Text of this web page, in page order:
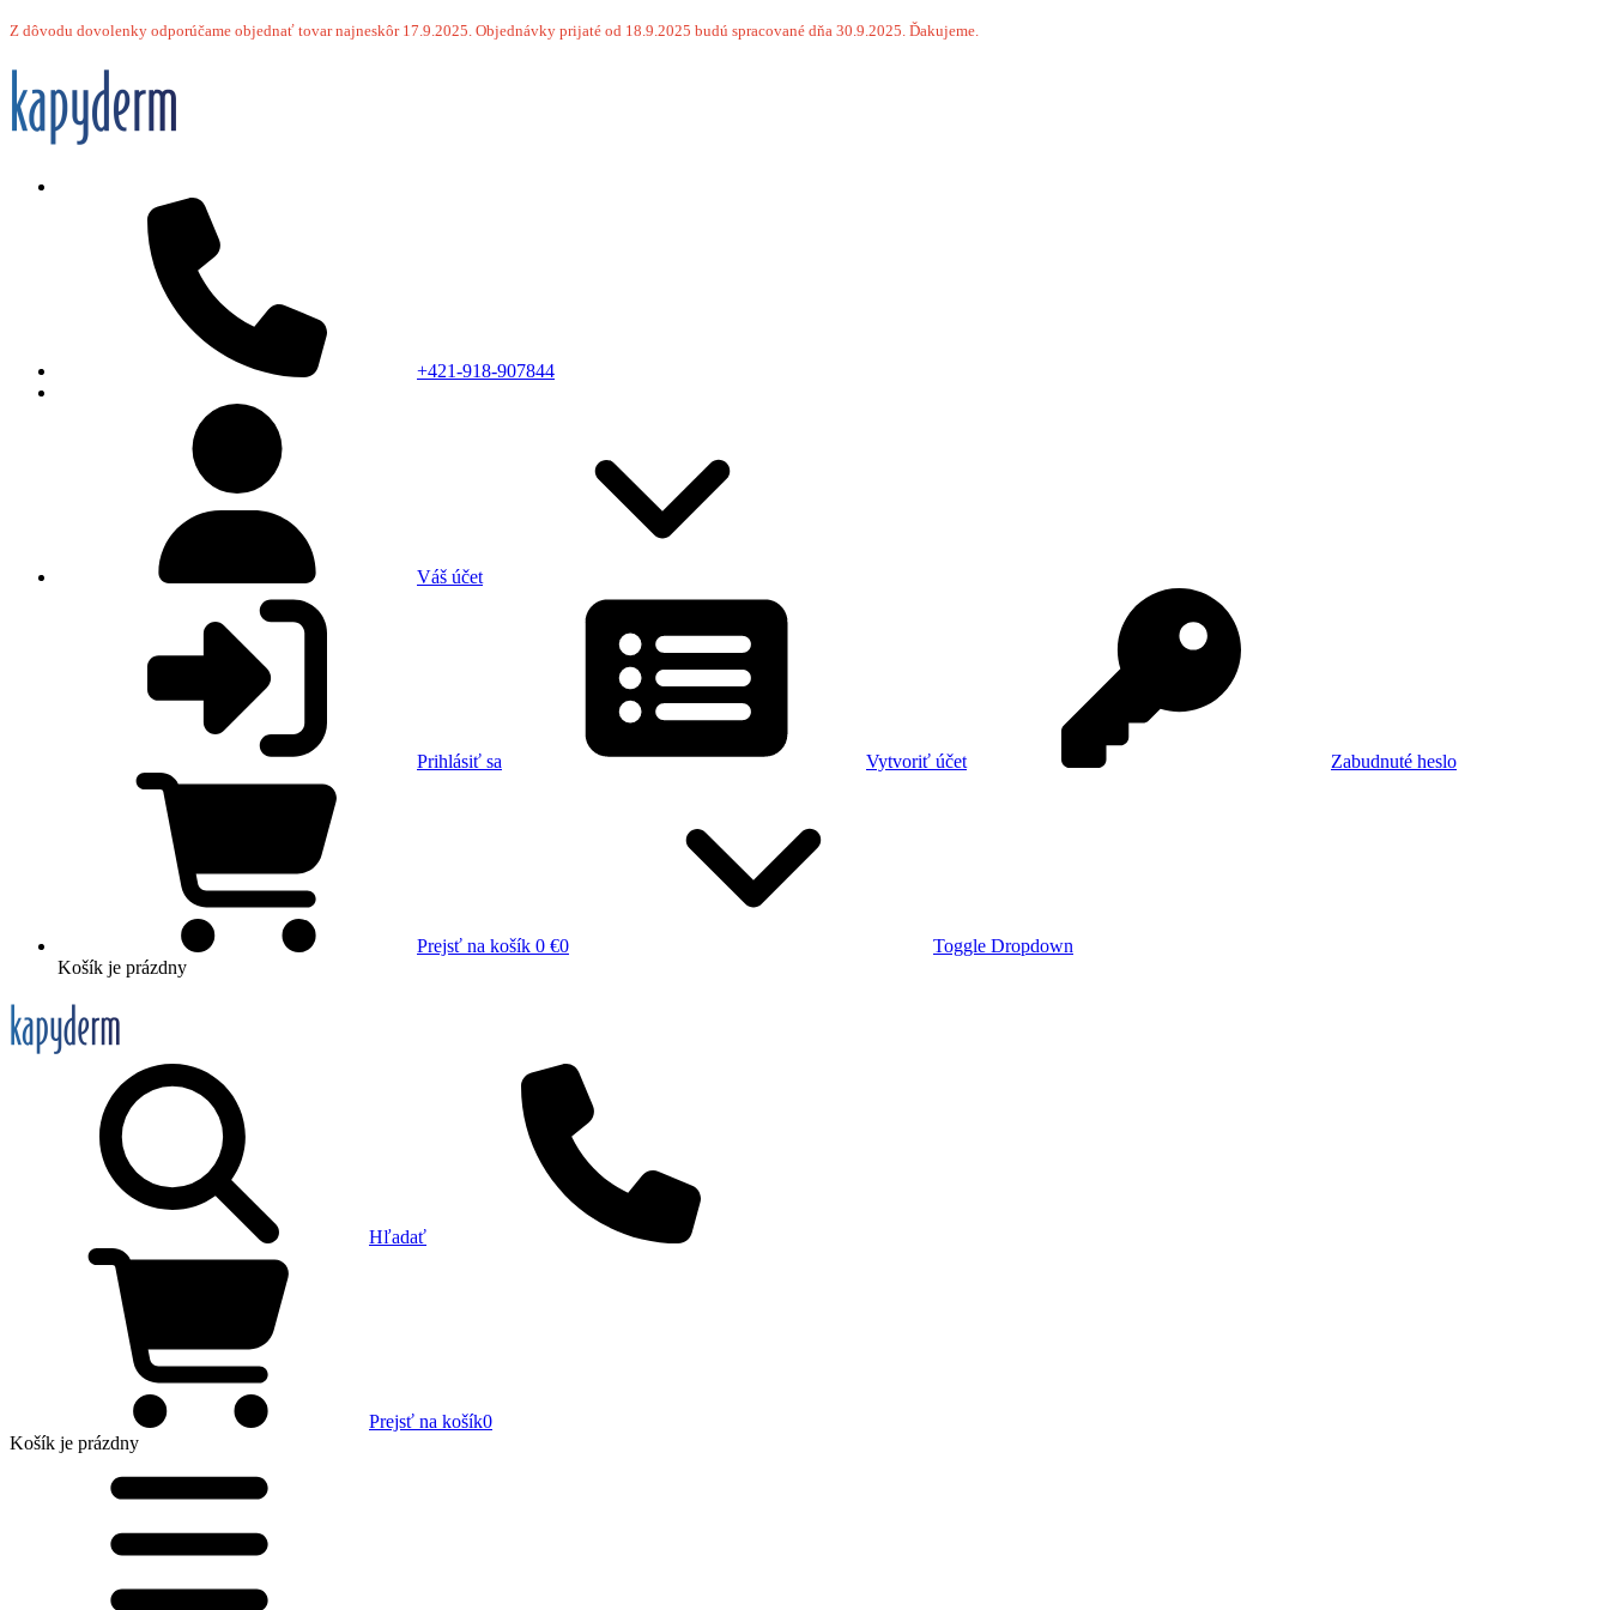
Z dôvodu dovolenky odporúčame objednať tovar najneskôr 17.9.2025. Objednávky prijaté od 18.9.2025 budú spracované dňa 30.9.2025. Ďakujeme.
+421-918-907844
Váš účet
Prihlásiť sa Vytvoriť účet Zabudnuté heslo
Prejsť na košík 0 €0
Toggle Dropdown
Košík je prázdny
Hľadať
Prejsť na košík0
Košík je prázdny